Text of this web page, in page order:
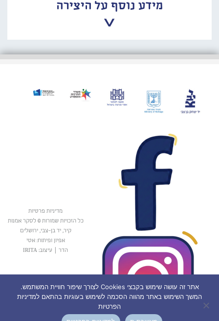
מידע נוסף על היצירה
מדיניות פרטיות
כל הזכויות שמורות © לסקר אמנות
קיר, יד בן-צבי, ירושלים
אפיון ופיתוח: אטי
הדר
עיצוב: IRITA
אתר זה עושה שימוש בקבצי Cookies לצורך שיפור חוויית המשתמש.
המשך השימוש באתר מהווה הסכמה לשימוש בעוגיות בהתאם למדיניות
הפרטיות